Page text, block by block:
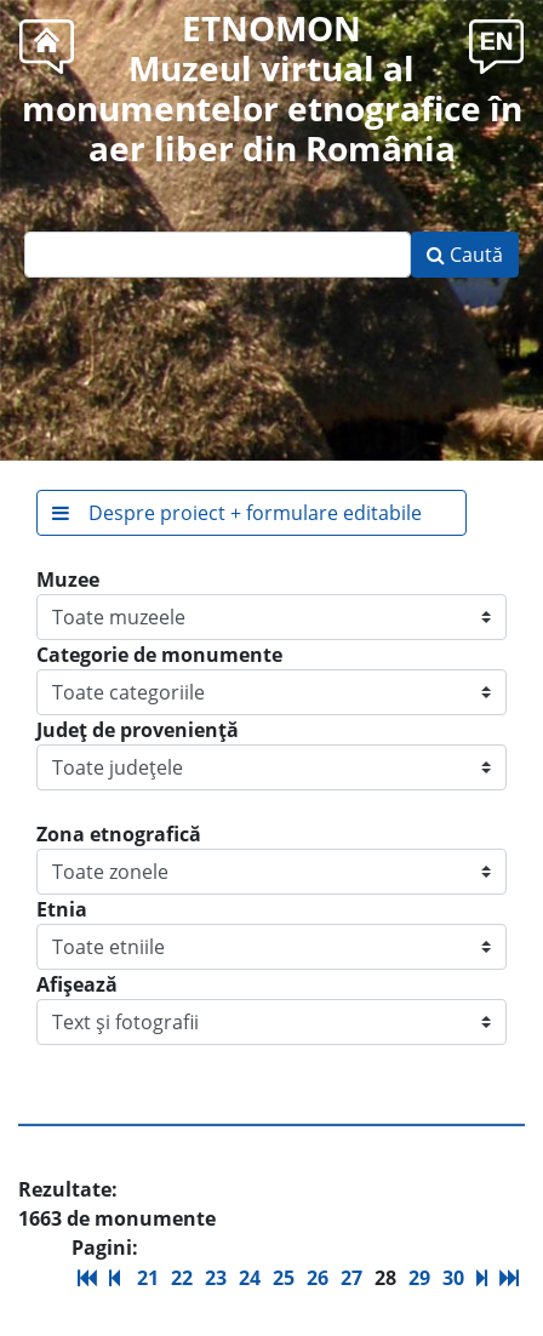
ETNOMON
Muzeul virtual al
monumentelor etnografice în
aer liber din România
Caută
Despre proiect + formulare editabile
Muzee
Categorie de monumente
Judeţ de provenienţă
Zona etnografică
Etnia
Afișează
Rezultate:
1663 de monumente
Pagini:
21 22 23 24 25 26 27 28 29 30